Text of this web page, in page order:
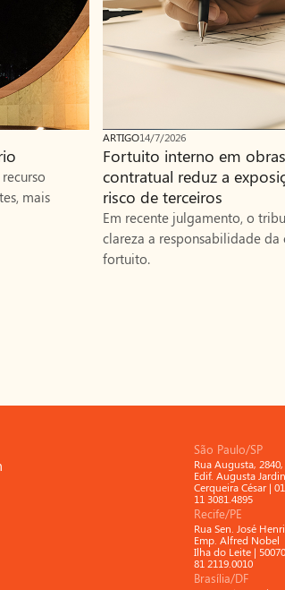
mais
ARTIGO14/7/2026
Fortuito interno em
contratual reduz a
risco de terceiros
Em recente julgamento, o
clareza a responsabilidade
fortuito.
São Paulo/SP
Rua Augusta,
Edif. Augusta
Cerqueira César |
11 3081.4895
Recife/PE
Rua Sen. José
Emp. Alfred Nobel
Ilha do Leite |
81 2119.0010
Brasília/DF